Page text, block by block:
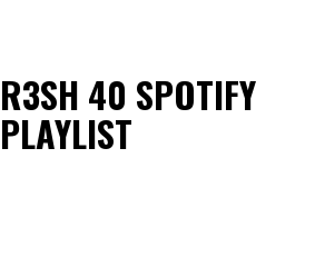
40 SPOTIFY
PLAYLIST